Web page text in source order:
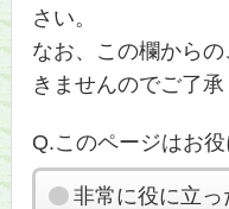
さい。
なお、この欄から
きませんのでご了承
Q.このページはお
非常に役に立っ